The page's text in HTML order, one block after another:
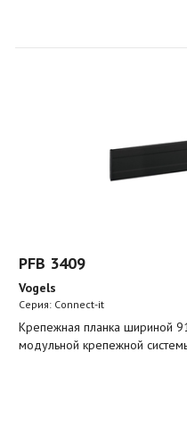
PFB 3409
Vogels
Серия: Connect-it
Крепежная планка шириной
модульной крепежной